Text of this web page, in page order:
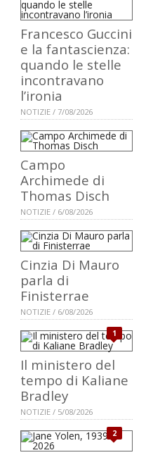
Francesco Guccini
e la fantascienza:
quando le stelle
incontravano
l’ironia
NOTIZIE / 7/08/2026
Campo
Archimede di
Thomas Disch
NOTIZIE / 6/08/2026
Cinzia Di Mauro
parla di
Finisterrae
NOTIZIE / 6/08/2026
1
Il ministero del
tempo di Kaliane
Bradley
NOTIZIE / 5/08/2026
2